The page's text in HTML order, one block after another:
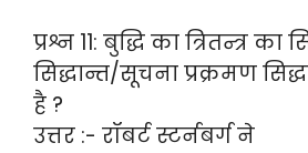
प्रश्न 11: बुद्धि का त्रितन्त्र का
सिद्धान्त/सूचना प्रक्रमण
है ?
उत्तर :- रॉबर्ट स्टर्नबर्ग ने